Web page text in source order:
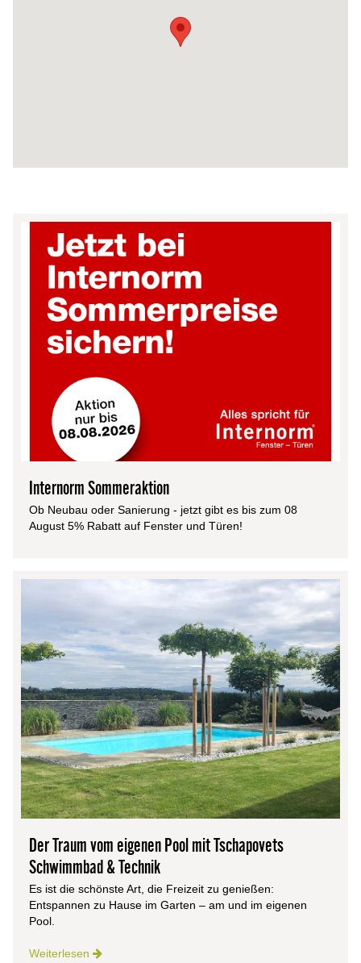
Internorm Sommeraktion
Ob Neubau oder Sanierung - jetzt gibt es bis zum 08
August 5% Rabatt auf Fenster und Türen!
Der Traum vom eigenen Pool mit Tschapovets
Schwimmbad & Technik
Es ist die schönste Art, die Freizeit zu genießen:
Entspannen zu Hause im Garten – am und im eigenen
Pool.
Weiterlesen